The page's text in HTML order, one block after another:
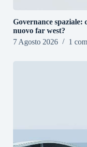
Governance spaziale:
nuovo far west?
7 Agosto 2026
1